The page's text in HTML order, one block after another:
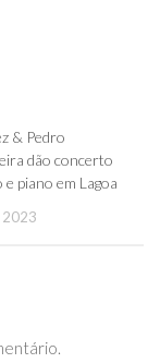
& Pedro
dão concerto
piano em Lagoa
2023